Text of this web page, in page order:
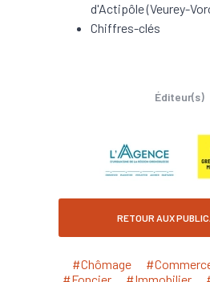
d'Actipôle (Veurey-
Chiffres-clés
Éditeur(s)
RETOUR AUX
#Chômage